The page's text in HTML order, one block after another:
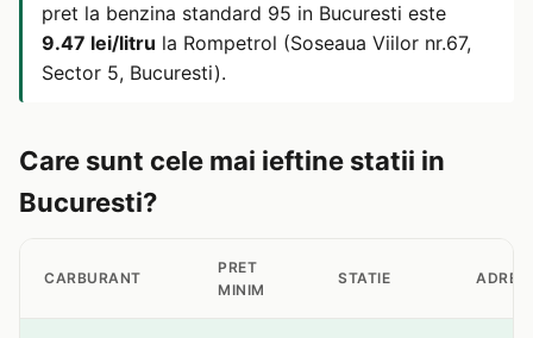
pret la benzina standard 95 in Bucuresti este
9.47 lei/litru la Rompetrol (Soseaua Viilor nr.67,
Sector 5, Bucuresti).
Care sunt cele mai ieftine statii in
Bucuresti?
CARBURANT
PRET
MINIM
STATIE